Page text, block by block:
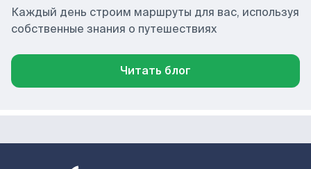
Каждый день строим маршруты для вас, используя
собственные знания о путешествиях
Читать блог